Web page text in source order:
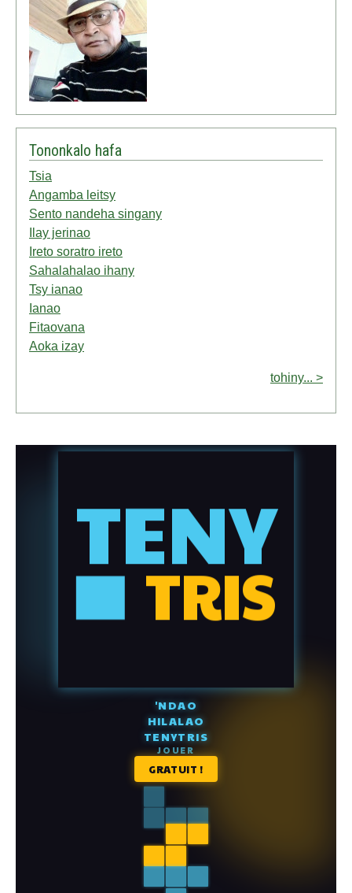
Tononkalo hafa
Tsia
Angamba leitsy
Sento nandeha singany
Ilay jerinao
Ireto soratro ireto
Sahalahalao ihany
Tsy ianao
Ianao
Fitaovana
Aoka izay
tohiny... >